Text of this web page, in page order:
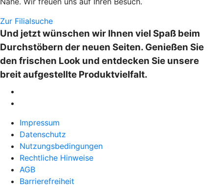
Zur Filialsuche
Und jetzt wünschen wir Ihnen viel Spaß beim
Durchstöbern der neuen Seiten. Genießen Sie
den frischen Look und entdecken Sie unsere
breit aufgestellte Produktvielfalt.
Impressum
Datenschutz
Nutzungsbedingungen
Rechtliche Hinweise
AGB
Barrierefreiheit